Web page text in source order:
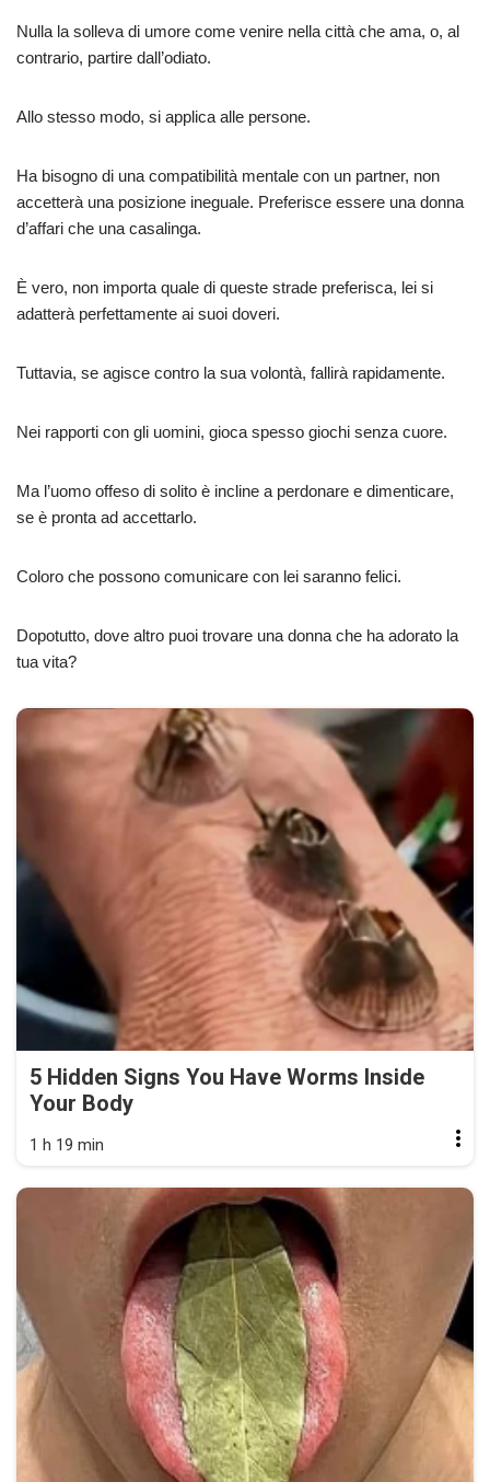
Nulla la solleva di umore come venire nella città che ama, o, al
contrario, partire dall’odiato.
Allo stesso modo, si applica alle persone.
Ha bisogno di una compatibilità mentale con un partner, non
accetterà una posizione ineguale. Preferisce essere una donna
d’affari che una casalinga.
È vero, non importa quale di queste strade preferisca, lei si
adatterà perfettamente ai suoi doveri.
Tuttavia, se agisce contro la sua volontà, fallirà rapidamente.
Nei rapporti con gli uomini, gioca spesso giochi senza cuore.
Ma l’uomo offeso di solito è incline a perdonare e dimenticare,
se è pronta ad accettarlo.
Coloro che possono comunicare con lei saranno felici.
Dopotutto, dove altro puoi trovare una donna che ha adorato la
tua vita?
5 Hidden Signs You Have Worms Inside
Your Body
1 h 19 min